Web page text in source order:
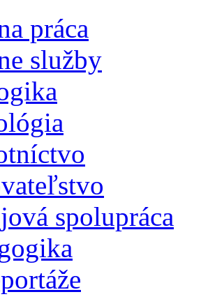
práca
služby
spolupráca